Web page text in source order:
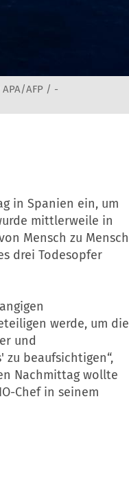
AFP / -
in Spanien ein, um
mittlerweile in
Mensch zu Mensch
drei Todesopfer
werde, um die
und
zu beaufsichtigen“,
Nachmittag wollte
Chef in seinem